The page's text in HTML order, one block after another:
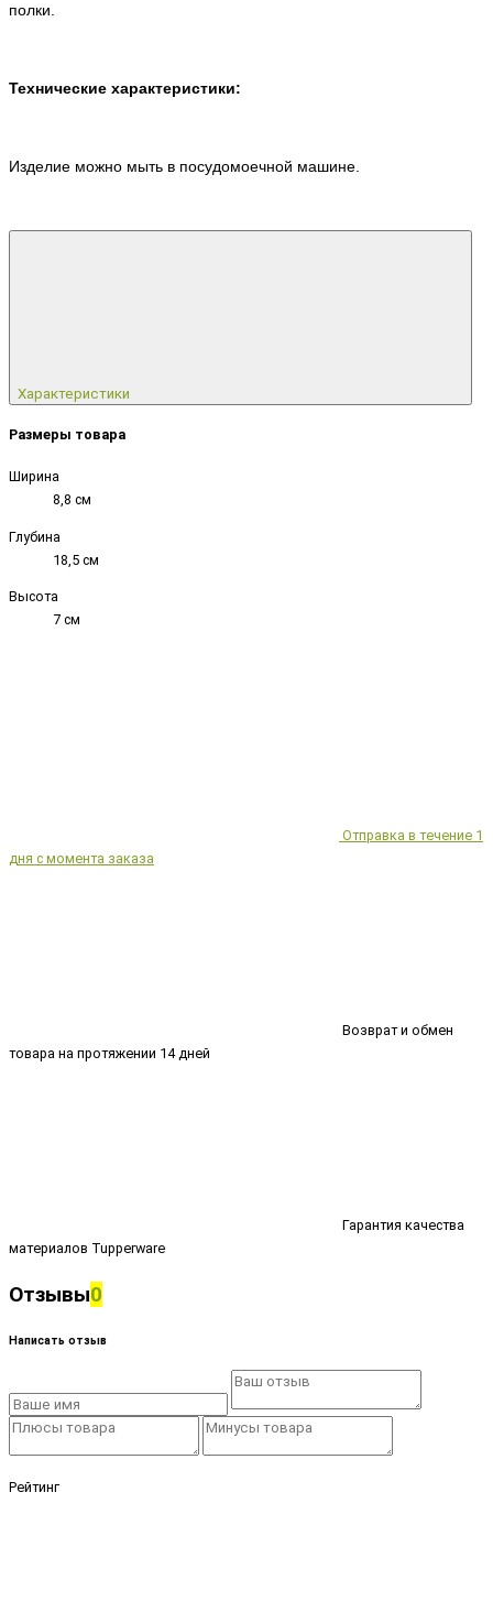
полки.
Технические характеристики:
Изделие можно мыть в посудомоечной машине.
Характеристики
Размеры товара
Ширина
8,8 см
Глубина
18,5 см
Высота
7 см
Отправка в течение 1
дня с момента заказа
Возврат и обмен
товара на протяжении 14 дней
Гарантия качества
материалов Tupperware
Отзывы0
Написать отзыв
Рейтинг